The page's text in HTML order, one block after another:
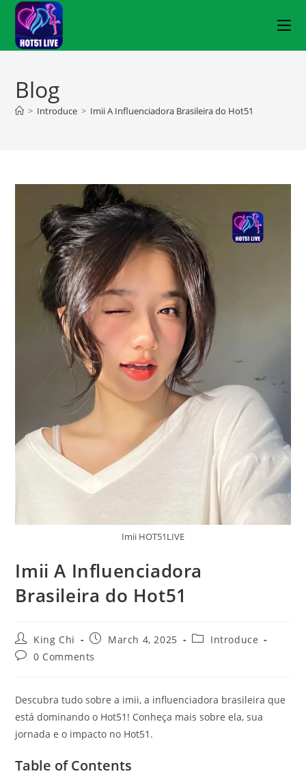
Blog
> Introduce > Imii A Influenciadora Brasileira do Hot51
Imii HOT51LIVE
Imii A Influenciadora
Brasileira do Hot51
King Chi March 4, 2025
Introduce
0 Comments
Descubra tudo sobre a imii, a influenciadora brasileira que
está dominando o Hot51! Conheça mais sobre ela, sua
jornada e o impacto no Hot51.
Table of Contents